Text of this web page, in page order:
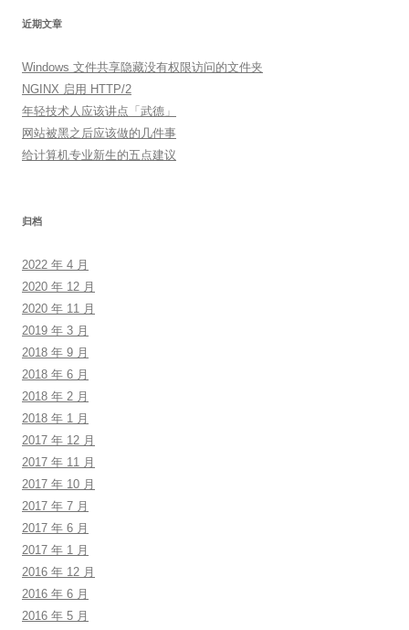
近期文章
Windows 文件共享隐藏没有权限访问的文件夹
NGINX 启用 HTTP/2
年轻技术人应该讲点「武德」
网站被黑之后应该做的几件事
给计算机专业新生的五点建议
归档
2022 年 4 月
2020 年 12 月
2020 年 11 月
2019 年 3 月
2018 年 9 月
2018 年 6 月
2018 年 2 月
2018 年 1 月
2017 年 12 月
2017 年 11 月
2017 年 10 月
2017 年 7 月
2017 年 6 月
2017 年 1 月
2016 年 12 月
2016 年 6 月
2016 年 5 月